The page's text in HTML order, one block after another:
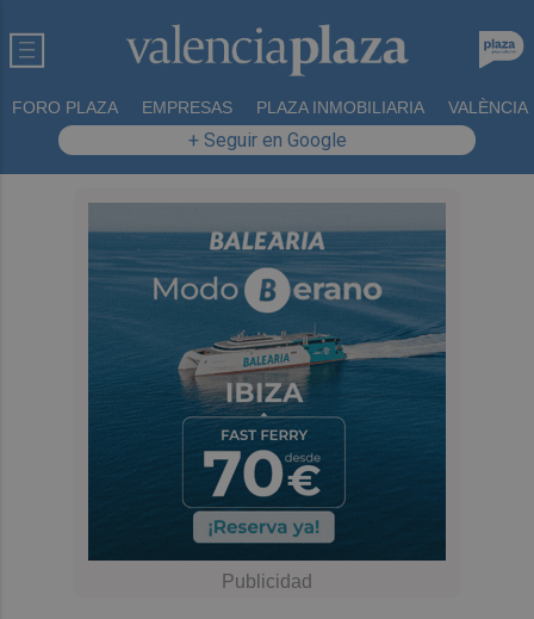
FORO PLAZA EMPRESAS PLAZA INMOBILIARIA VALÈNCIA
+ Seguir en Google